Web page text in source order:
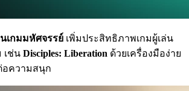
เกมมหัศจรรย์ เพิ่มประสิทธิภาพเกมผู้เล่น
เช่น Disciples: Liberation ด้วยเครื่องมือง่าย
อความสนุก